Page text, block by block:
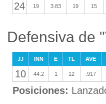
24 19 3.83 19 15
Defensiva de
JJ INN E TL AVE
10 44.2 1 12 .917
Posiciones: